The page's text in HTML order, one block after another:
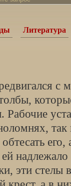
Литература
с
Рабочие
так
его,
эти стелы